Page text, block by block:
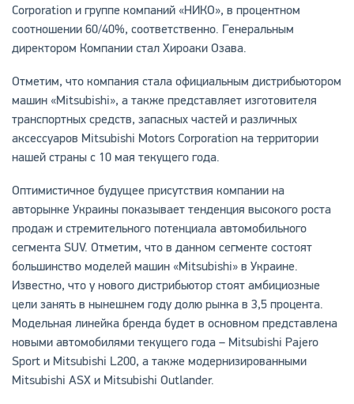
Corporation и группе компаний «НИКО», в процентном
соотношении 60/40%, соответственно. Генеральным
директором Компании стал Хироаки Озава.
Отметим, что компания стала официальным дистрибьютором
машин «Mitsubishi», а также представляет изготовителя
транспортных средств, запасных частей и различных
аксессуаров Mitsubishi Motors Corporation на территории
нашей страны с 10 мая текущего года.
Оптимистичное будущее присутствия компании на
авторынке Украины показывает тенденция высокого роста
продаж и стремительного потенциала автомобильного
сегмента SUV. Отметим, что в данном сегменте состоят
большинство моделей машин «Mitsubishi» в Украине.
Известно, что у нового дистрибьютор стоят амбициозные
цели занять в нынешнем году долю рынка в 3,5 процента.
Модельная линейка бренда будет в основном представлена
новыми автомобилями текущего года – Mitsubishi Pajero
Sport и Mitsubishi L200, а также модернизированными
Mitsubishi ASX и Mitsubishi Outlander.